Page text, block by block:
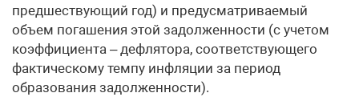
предшествующий год) и предусматриваемый
объем погашения этой задолженности (с учетом
коэффициента – дефлятора, соответствующего
фактическому темпу инфляции за период
образования задолженности).